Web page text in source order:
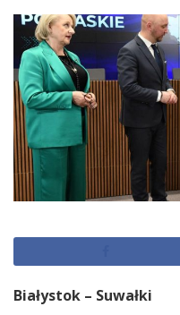
Białystok – Suwałki